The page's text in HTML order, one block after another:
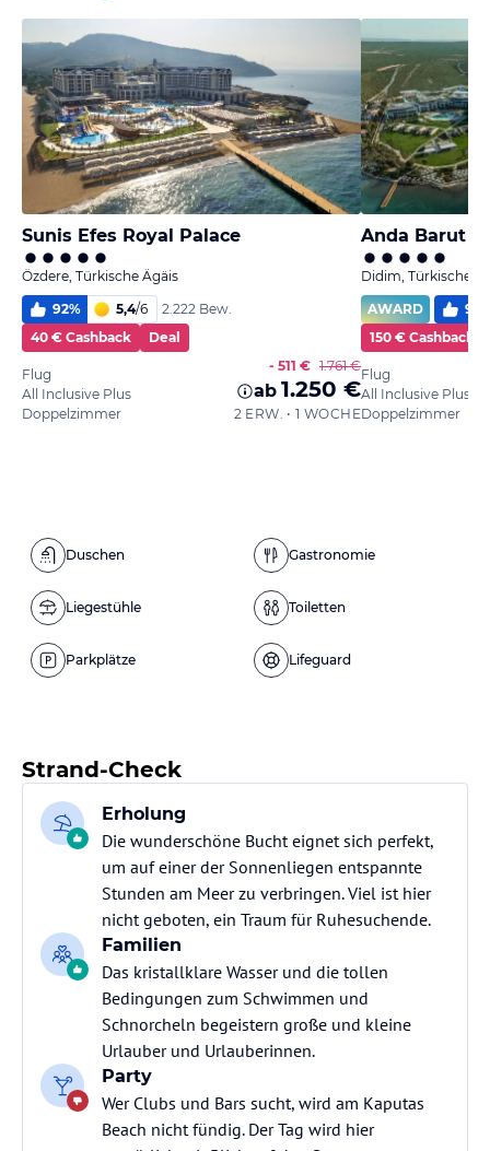
Sunis Efes Royal Palace
Özdere, Türkische Ägäis
92% 5,4/6
2.222 Bew.
40 € Cashback
Deal
Flug
All Inclusive Plus
Doppelzimmer
- 511 € 1.761 €
ab 1.250 €
2 ERW. • 1 WOCHE
Anda Barut
Didim, Türkische
AWARD
96
150 € Cashback
Flug
All Inclusive Plus
Doppelzimmer
Duschen Gastronomie
Liegestühle Toiletten
Parkplätze Lifeguard
Strand-Check
Erholung
Die wunderschöne Bucht eignet sich perfekt,
um auf einer der Sonnenliegen entspannte
Stunden am Meer zu verbringen. Viel ist hier
nicht geboten, ein Traum für Ruhesuchende.
Familien
Das kristallklare Wasser und die tollen
Bedingungen zum Schwimmen und
Schnorcheln begeistern große und kleine
Urlauber und Urlauberinnen.
Party
Wer Clubs und Bars sucht, wird am Kaputas
Beach nicht fündig. Der Tag wird hier